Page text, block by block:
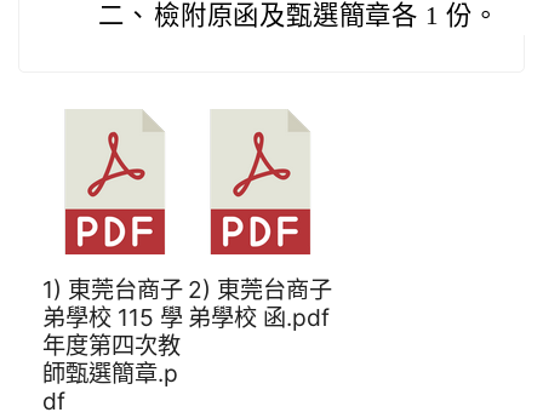
二、 檢附原函及甄選簡章各 1 份。
1) 東莞台商子
弟學校 115 學
年度第四次教
師甄選簡章.p
df
2) 東莞台商子
弟學校 函.pdf